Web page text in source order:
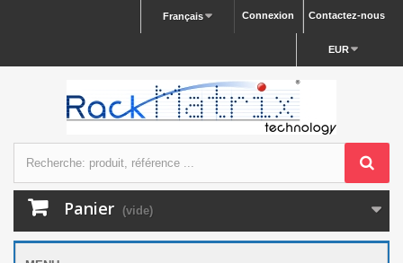
Contactez-nous
Connexion
Français
EUR
Panier (vide)